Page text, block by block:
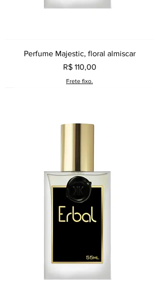
Perfume Majestic, floral almiscar
Preço
R$ 110,00
Frete fixo.